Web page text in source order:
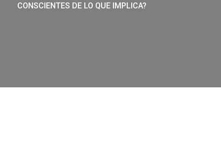
CONSCIENTES DE LO QUE IMPLICA?